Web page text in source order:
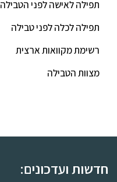
תפילה לאישה לפני הטבילה
תפילה לכלה לפני טבילה
רשימת מקוואות ארצית
מצוות הטבילה
חדשות ועדכונים: